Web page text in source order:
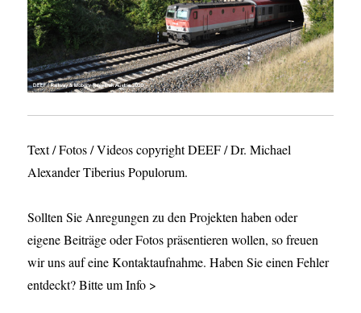
Text / Fotos / Videos copyright DEEF / Dr. Michael
Alexander Tiberius Populorum.
Sollten Sie Anregungen zu den Projekten haben oder
eigene Beiträge oder Fotos präsentieren wollen, so freuen
wir uns auf eine Kontaktaufnahme. Haben Sie einen Fehler
entdeckt? Bitte um Info >